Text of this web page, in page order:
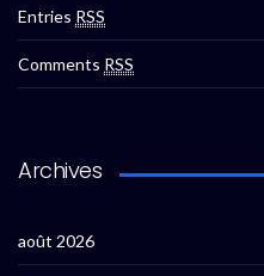
Entries RSS
Comments RSS
Archives
août 2026